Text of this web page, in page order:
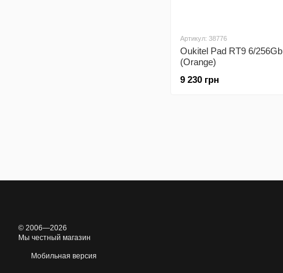
Артикул: 38776
Oukitel Pad RT9 6/256Gb
(Orange)
9 230 грн
© 2006—2026
Мы честный магазин
Мобильная версия